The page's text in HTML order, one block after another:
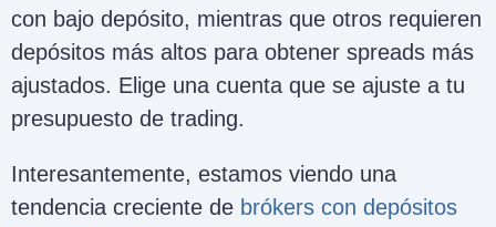
con bajo depósito, mientras que otros requieren
depósitos más altos para obtener spreads más
ajustados. Elige una cuenta que se ajuste a tu
presupuesto de trading.
Interesantemente, estamos viendo una
tendencia creciente de brókers con depósitos